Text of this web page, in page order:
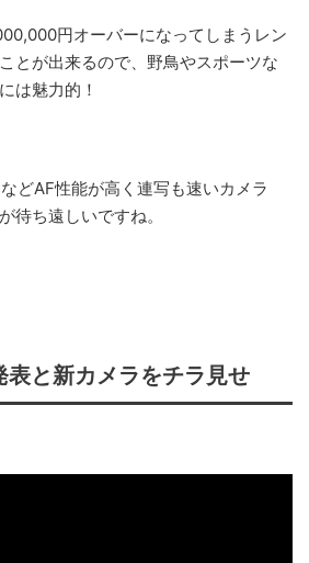
円オーバーになってしまうレン
とが出来るので、野鳥やスポーツな
は魅力的！
どAF性能が高く連写も速いカメラ
待ち遠しいですね。
表と新カメラをチラ見せ